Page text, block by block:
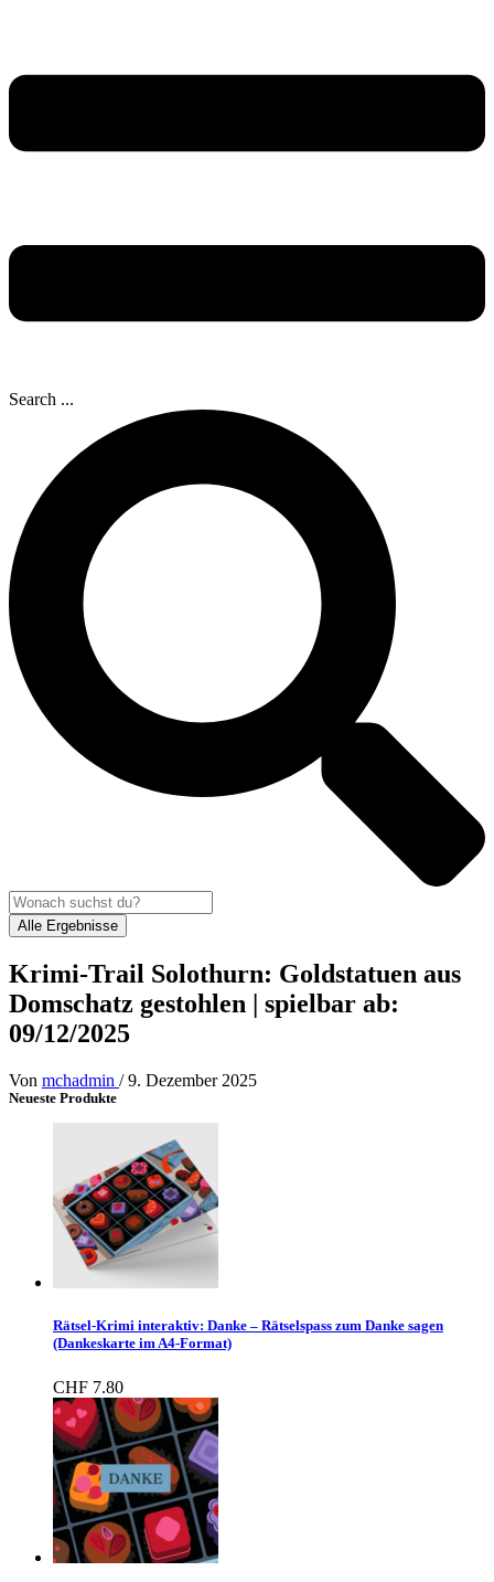
Search ...
Alle Ergebnisse
Krimi-Trail Solothurn: Goldstatuen aus
Domschatz gestohlen | spielbar ab:
09/12/2025
Von mchadmin /9. Dezember 2025
Neueste Produkte
Rätsel-Krimi interaktiv: Danke – Rätselspass zum Danke sagen
(Dankeskarte im A4-Format)
CHF 7.80